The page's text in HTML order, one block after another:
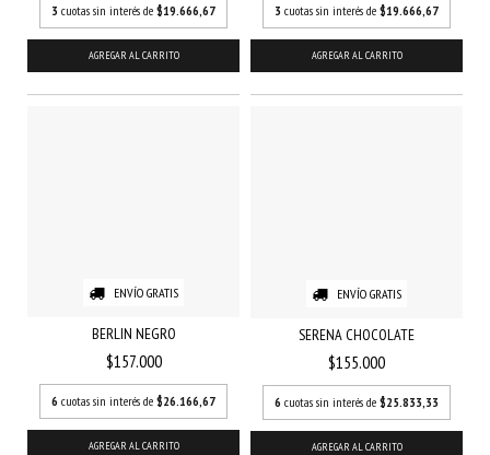
3 cuotas sin interés de $19.666,67
AGREGAR AL CARRITO
3 cuotas sin interés de $19.666,67
AGREGAR AL CARRITO
ENVÍO GRATIS
BERLIN NEGRO
$157.000
6 cuotas sin interés de $26.166,67
AGREGAR AL CARRITO
ENVÍO GRATIS
SERENA CHOCOLATE
$155.000
6 cuotas sin interés de $25.833,33
AGREGAR AL CARRITO